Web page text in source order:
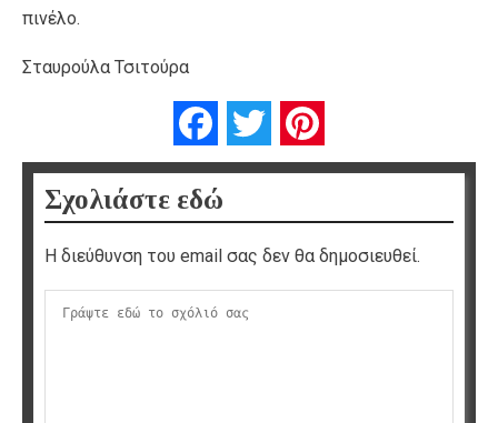
πινέλο.
Σταυρούλα Τσιτούρα
FacebookTwitter
Σχολιάστε εδώ
Η διεύθυνση του email σας δεν θα δημοσιευθεί.